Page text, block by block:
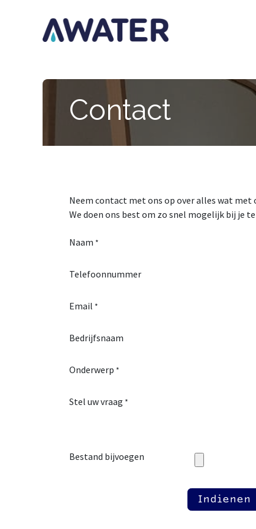
Contact
Neem contact met ons op over alles wat
We doen ons best om zo snel mogelijk bij je
Naam *
Telefoonnummer
Email *
Bedrijfsnaam
Onderwerp *
Stel uw vraag *
Bestand bijvoegen
Indienen